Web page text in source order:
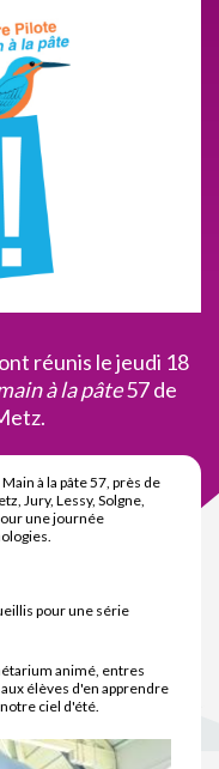
réunis le jeudi 18
à la pâte57 de
à la pâte 57, près de
Jury, Lessy, Solgne,
une journée
pour une série
animé, entres
élèves d'en apprendre
ciel d'été.